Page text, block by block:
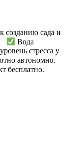
созданию сада и
Вода
стресса у
автономно. ⠀⠀
бесплатно. ⠀⠀ ⠀⠀